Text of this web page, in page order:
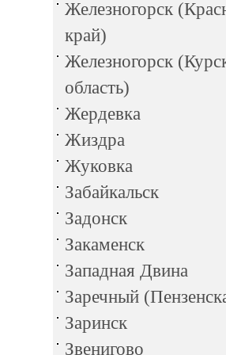
Железногорск
край)
Железногорск
область)
Жердевка
Жиздра
Жуковка
Забайкальск
Задонск
Закаменск
Западная Двина
Заречный
Заринск
Звенигово